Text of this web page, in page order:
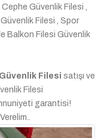
Güvenlik Filesi ,
Filesi , Spor
Balkon Filesi Güvenlik
Filesi satışı ve
Filesi
garantisi!